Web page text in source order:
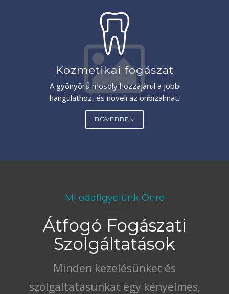
Kozmetikai fogászat
A gyönyörű mosoly hozzájárul a jobb
hangulathoz, és növeli az önbizalmat.
BŐVEBBEN
Mi odafigyelünk Önre
Átfogó Fogászati
Szolgáltatások
Minden kezelésünket és
szolgáltatásunkat egy kényelmes,